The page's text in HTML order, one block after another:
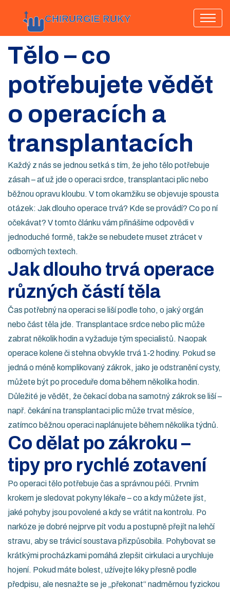
Tělo – co
potřebujete vědět
o operacích a
transplantacích
Každý z nás se jednou setká s tím, že jeho tělo potřebuje
zásah – ať už jde o operaci srdce, transplantaci plic nebo
běžnou opravu kloubu. V tom okamžiku se objevuje spousta
otázek: Jak dlouho operace trvá? Kde se provádí? Co po ní
očekávat? V tomto článku vám přinášíme odpovědi v
jednoduché formě, takže se nebudete muset ztrácet v
odborných textech.
Jak dlouho trvá operace
různých částí těla
Čas potřebný na operaci se liší podle toho, o jaký orgán
nebo část těla jde. Transplantace srdce nebo plic může
zabrat několik hodin a vyžaduje tým specialistů. Naopak
operace kolene či stehna obvykle trvá 1‑2 hodiny. Pokud se
jedná o méně komplikovaný zákrok, jako je odstranění cysty,
můžete být po proceduře doma během několika hodin.
Důležité je vědět, že čekací doba na samotný zákrok se liší –
např. čekání na transplantaci plic může trvat měsíce,
zatímco běžnou operaci naplánujete během několika týdnů.
Co dělat po zákroku –
tipy pro rychlé zotavení
Po operaci tělo potřebuje čas a správnou péči. Prvním
krokem je sledovat pokyny lékaře – co a kdy můžete jíst,
jaké pohyby jsou povolené a kdy se vrátit na kontrolu. Po
narkóze je dobré nejprve pít vodu a postupně přejít na lehčí
stravu, aby se trávicí soustava přizpůsobila. Pohybovat se
krátkými procházkami pomáhá zlepšit cirkulaci a urychluje
hojení. Pokud máte bolest, užívejte léky přesně podle
předpisu, ale nesnažte se je „překonat“ nadměrnou fyzickou